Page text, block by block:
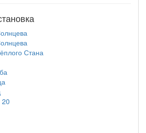
Стана
20